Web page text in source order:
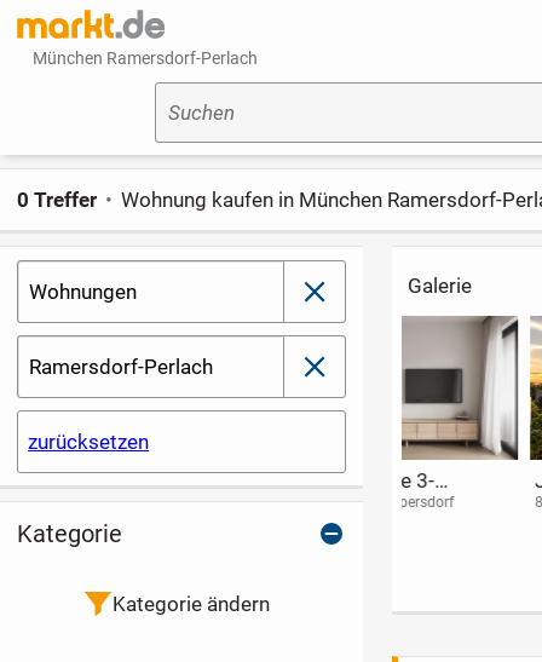
München Ramersdorf-Perlach
Suchen
Wohnungen schließen
Ramersdorf-Perlach schließen
zurücksetzen
0 Treffer Wohnung kaufen in München Ramersdorf-
Galerie
Ausbaufähiger
Dachrohling mit
sichtbaren
Dachbalken und
Gestaltungsmöglic
90419 Nürnberg
Anleger sind hier
richtig - Nbg.-
90475 Nürnberg
Schöne 2-
Wohnung
81929 München
Kategorie
Kategorie ändern